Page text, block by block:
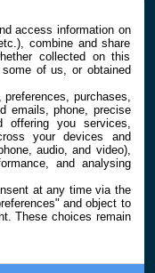
access information on
combine and share
collected on this
of us, or obtained
purchases,
emails, phone, precise
offering you services,
your devices and
audio, and video),
and analysing
at any time via the
and object to
These choices remain